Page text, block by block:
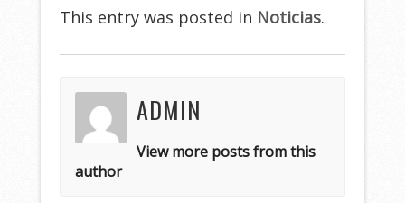
This entry was posted in Noticias.
ADMIN
View more posts from this
author